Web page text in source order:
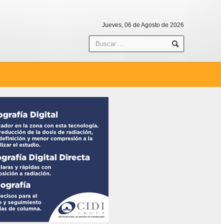
Jueves, 06 de Agosto de 2026